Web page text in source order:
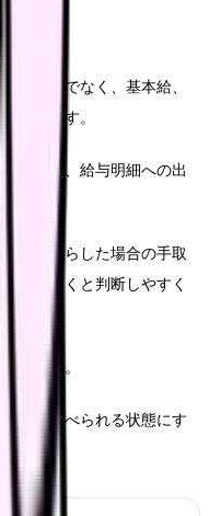
額だけでなく、基本給、
て見ます。
ますが、給与明細への出
数を減らした場合の手取
しておくと判断しやすく
ません。
線で比べられる状態にす